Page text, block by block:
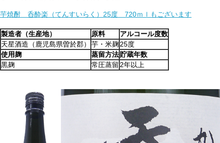
芋焼酎 呑酔楽（てんすいらく）25度 720ｍｌもございます
製造者（生産地） 原料
アルコール度数
天星酒造（鹿児島県曽於郡）
芋・米麹25度
使用麹
蒸留方法貯蔵年数
黒麹
常圧蒸留 2年以上